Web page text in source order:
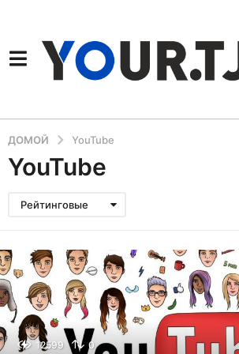
ДОМОЙ YouTube
YouTube
Рейтинговые
12599 0